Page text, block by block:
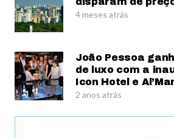
4 meses atrás
João Pessoa
de luxo com a
Icon Hotel e
2 anos atrás